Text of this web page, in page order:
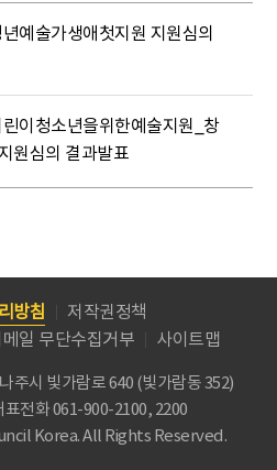
예술가생애첫지원 지원심의
이청소년을위한예술지원_창
원심의 결과발표
방침
저작권정책
일 무단수집거부
사이트맵
주시 빛가람로 640 (빛가람동 352)
표전화 061-900-2100, 2200
Korea. All Rights Reserved.